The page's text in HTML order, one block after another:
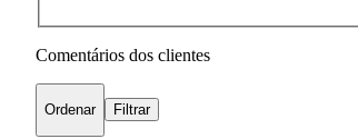
Comentários dos clientes
Ordenar Filtrar